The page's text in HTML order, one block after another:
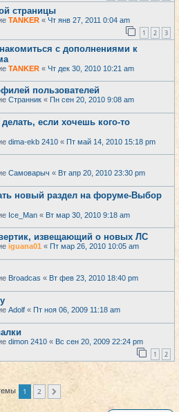
страницы
TANKER « Чт янв 27, 2011 0:04 am
1 2 3
с дополнениями к
TANKER « Чт дек 30, 2010 10:21 am
пользователей
Странник « Пн сен 20, 2010 9:08 am
если хочешь кого-то
dima-ekb 2410 « Пт май 14, 2010 15:18 pm
Самоварыч « Вт апр 20, 2010 23:30 pm
новый раздел на форуме-Выбор
Ice_Man « Вт мар 30, 2010 9:18 am
извещающий о новых ЛС
iguana01 « Пт мар 26, 2010 10:05 am
Broadcas « Вт фев 23, 2010 18:40 pm
Adolf « Пт ноя 06, 2009 11:18 am
dimon 2410 « Вс сен 20, 2009 22:24 pm
1 2
1 2 След.